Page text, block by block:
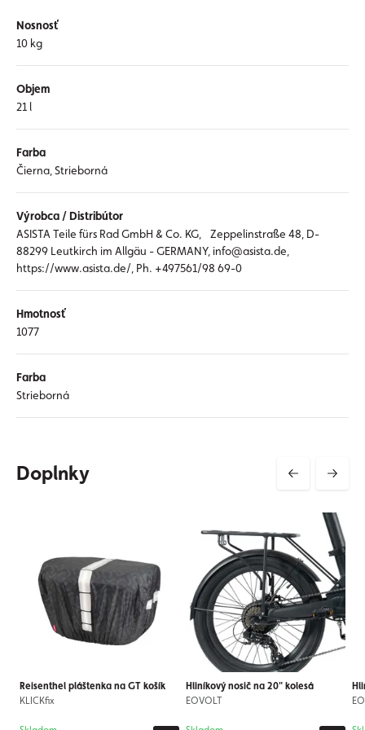
Nosnosť
10 kg
Objem
21 l
Farba
Čierna, Strieborná
Výrobca / Distribútor
ASISTA Teile fürs Rad GmbH & Co. KG, Zeppelinstraße 48, D-
88299 Leutkirch im Allgäu - GERMANY, info@asista.de,
https://www.asista.de/, Ph. +497561/98 69-0
Hmotnosť
1077
Farba
Strieborná
Doplnky
Reisenthel pláštenka na GT košík
KLICKfix
Hliníkový nosič na 20" kolesá
EOVOLT